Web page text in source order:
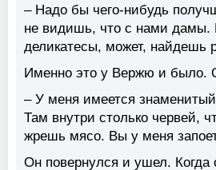
– Надо бы чего-нибудь
не видишь, что с нами дамы.
деликатесы, может, найдешь
Именно это у Вержю и было.
– У меня имеется
Там внутри столько червей,
жрешь мясо. Вы у меня
Он повернулся и ушел. Когда